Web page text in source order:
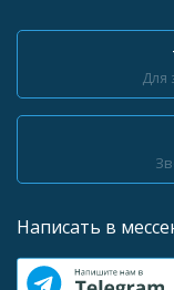
Для
Написать в